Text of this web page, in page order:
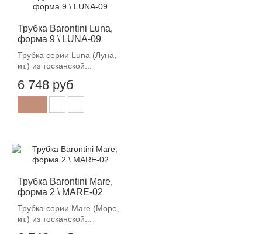
Трубка Barontini Luna,
форма 9 \ LUNA-09
Трубка серии Luna (Луна,
ит.) из тосканской...
6 748 руб
Трубка Barontini Mare,
форма 2 \ MARE-02
Трубка серии Mare (Море,
ит.) из тосканской...